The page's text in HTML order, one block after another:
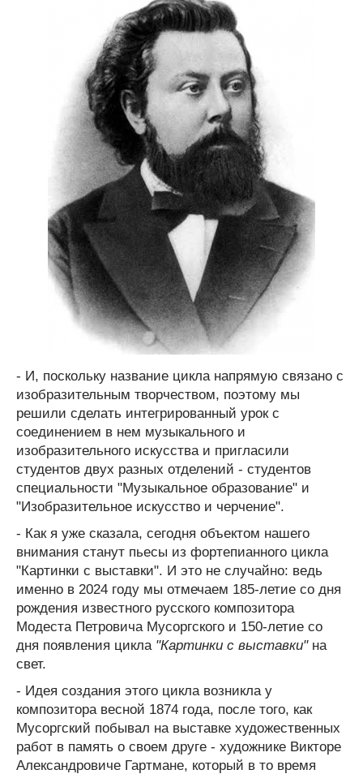
- И, поскольку название цикла напрямую связано с
изобразительным творчеством, поэтому мы
решили сделать интегрированный урок с
соединением в нем музыкального и
изобразительного искусства и пригласили
студентов двух разных отделений - студентов
специальности "Музыкальное образование" и
"Изобразительное искусство и черчение".
- Как я уже сказала, сегодня объектом нашего
внимания станут пьесы из фортепианного цикла
"Картинки с выставки". И это не случайно: ведь
именно в 2024 году мы отмечаем 185-летие со дня
рождения известного русского композитора
Модеста Петровича Мусоргского и 150-летие со
дня появления цикла "Картинки с выставки"на
свет.
- Идея создания этого цикла возникла у
композитора весной 1874 года, после того, как
Мусоргский побывал на выставке художественных
работ в память о своем друге - художнике Викторе
Александровиче Гартмане, который в то время